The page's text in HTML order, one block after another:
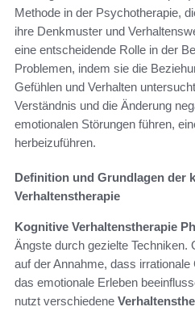
Methode in der Psychotherapie,
ihre Denkmuster und
eine entscheidende Rolle in der
Problemen, indem sie die
Gefühlen und Verhalten
Verständnis und die Änderung
emotionalen Störungen führen,
herbeizuführen.
Definition und Grundlagen der
Verhaltenstherapie
Kognitive Verhaltenstherapie
Ängste durch gezielte Techniken.
auf der Annahme, dass
das emotionale Erleben
nutzt verschiedene